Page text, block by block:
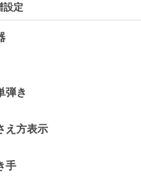
設定
弾き
え方表示
手